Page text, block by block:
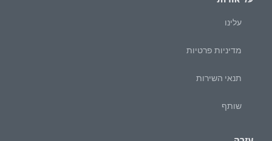
עלינו
מדיניות פרטיות
תנאי השירות
שותף